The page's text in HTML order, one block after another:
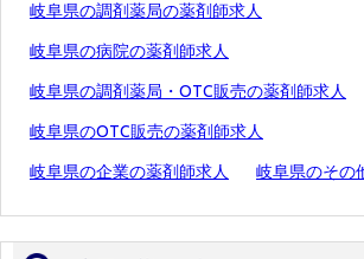
岐阜県の調剤薬局の薬剤師求人
岐阜県の病院の薬剤師求人
岐阜県の調剤薬局・OTC販売の薬剤師求人
岐阜県のOTC販売の薬剤師求人
岐阜県の企業の薬剤師求人 岐阜県のその